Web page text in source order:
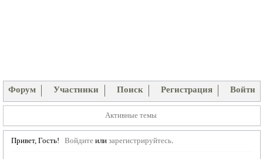
Форум Участники Поиск Регистрация Войти
Активные темы
Привет, Гость! Войдитеили зарегистрируйтесь.